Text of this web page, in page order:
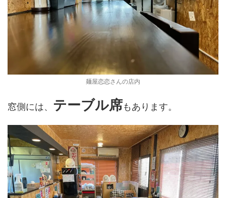
麺屋恋恋さんの店内
窓側には、 テーブル席もあります。